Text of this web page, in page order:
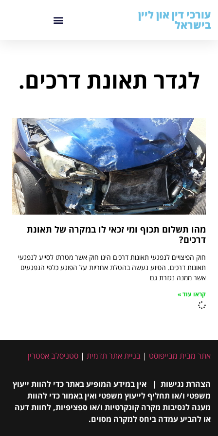
עורכי דין און ליין
בישראל
לגדר תאונת דרכים.
מהו תשלום תכוף ומי זכאי לו במקרה של תאונת
דרכים?
חוק הפיצויים לנפגעי תאונות דרכים הינו חוק אשר מטרתו לסייע לנפגעי
תאונות דרכים. הסיוע נעשה בהטלת אחריות על הפוגע כלפי הנפגעים
אשר ממנה נגזרת גם
קראו עוד »
אתר מבית מבייפוסט | בניית אתר תדמית | סטניסלב אסטרין
הצהרת נגישות | אין במידע המופיע באתר כדי להוות ייעוץ
משפטי ו/או תחליף לייעוץ משפטי ואין באמור כדי להוות
מענה לנסיבות מקרה קונקרטיות ו/או ספציפיות, לחוות דעה
או להביע עמדה ביחס למקרה מסוים.